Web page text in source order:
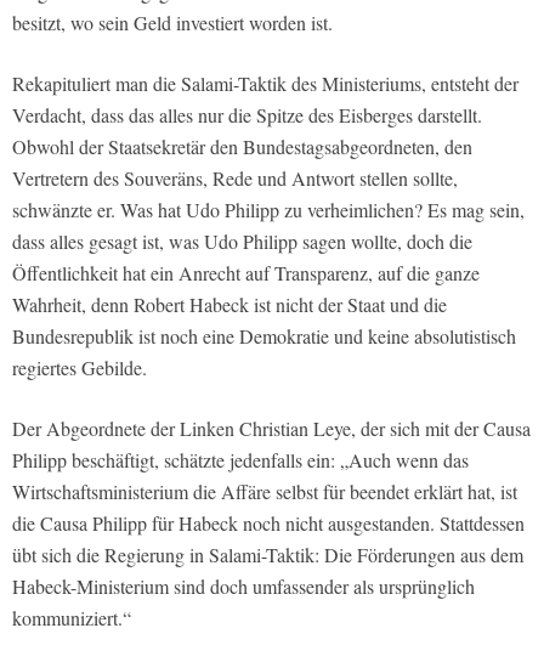
besitzt, wo sein Geld investiert worden ist.
Rekapituliert man die Salami-Taktik des Ministeriums, entsteht der
Verdacht, dass das alles nur die Spitze des Eisberges darstellt.
Obwohl der Staatsekretär den Bundestagsabgeordneten, den
Vertretern des Souveräns, Rede und Antwort stellen sollte,
schwänzte er. Was hat Udo Philipp zu verheimlichen? Es mag sein,
dass alles gesagt ist, was Udo Philipp sagen wollte, doch die
Öffentlichkeit hat ein Anrecht auf Transparenz, auf die ganze
Wahrheit, denn Robert Habeck ist nicht der Staat und die
Bundesrepublik ist noch eine Demokratie und keine absolutistisch
regiertes Gebilde.
Der Abgeordnete der Linken Christian Leye, der sich mit der Causa
Philipp beschäftigt, schätzte jedenfalls ein: „Auch wenn das
Wirtschaftsministerium die Affäre selbst für beendet erklärt hat, ist
die Causa Philipp für Habeck noch nicht ausgestanden. Stattdessen
übt sich die Regierung in Salami-Taktik: Die Förderungen aus dem
Habeck-Ministerium sind doch umfassender als ursprünglich
kommuniziert.“